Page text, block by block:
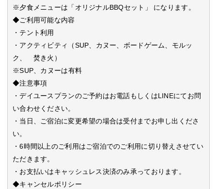
※夕食メニューは「オリジナルBBQセット」 になります。
◆ご利用可能な内容
・テント利用
・アクティビティ（SUP、カヌー、ボードゲーム、モルッ
ク、 焚き火）
※SUP、カヌーは有料
◆注意事項
・デイユースプランのご予約はお電話もしくはLINEにてお問
い合わせください。
・当日、ご宿泊に変更希望の場合は受付までお申し出くださ
い。
・6時間以上のご利用はご宿泊でのご利用に切り替えさせてい
ただきます。
・お支払いはキャッシュレス決済のみ承っております。
◆キャンセルポリシー